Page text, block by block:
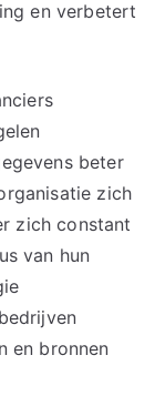
en verbetert
beter
zich
zich constant
van hun
en bronnen